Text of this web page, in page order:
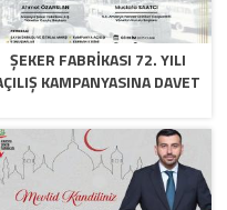
ŞEKER FABRİKASI 72. YILI
KAMPANYASINA DAVET